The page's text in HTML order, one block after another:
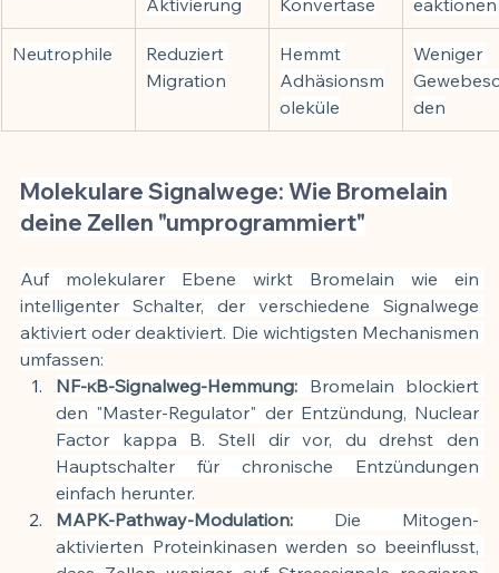
Neutrophile
Reduziert
Migration
Hemmt
Adhäsionsm
oleküle
Weniger
den
Molekulare Signalwege: Wie Bromelain
deine Zellen "umprogrammiert"
Auf molekularer Ebene wirkt Bromelain wie ein
intelligenter Schalter, der verschiedene Signalwege
aktiviert oder deaktiviert. Die wichtigsten Mechanismen
umfassen:
NF-κB-Signalweg-Hemmung: Bromelain blockiert
den "Master-Regulator" der Entzündung, Nuclear
Factor kappa B. Stell dir vor, du drehst den
Hauptschalter für chronische Entzündungen
einfach herunter.
MAPK-Pathway-Modulation: Die Mitogen-
aktivierten Proteinkinasen werden so beeinflusst,